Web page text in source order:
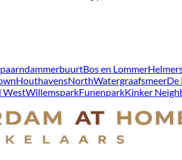
Bos en Lommer
HouthavensNorthWatergraafsmeerDe
WestWillemsparkFunenparkKinker